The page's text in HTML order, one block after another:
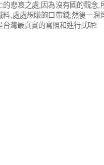
的悲哀之處,因為沒有國的觀念,
料,處處想賺飽口帶錢,然後一溜
台灣最真實的寫照和進行式呢!